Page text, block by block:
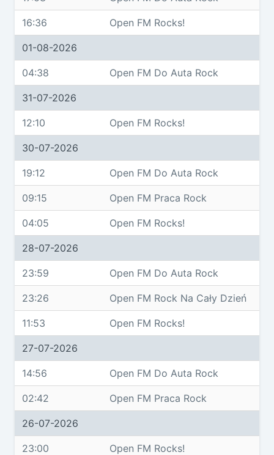
16:36 Open FM Rocks!
01-08-2026
04:38 Open FM Do Auta Rock
31-07-2026
12:10 Open FM Rocks!
30-07-2026
19:12 Open FM Do Auta Rock
09:15 Open FM Praca Rock
04:05 Open FM Rocks!
28-07-2026
23:59 Open FM Do Auta Rock
23:26 Open FM Rock Na Cały Dzień
11:53 Open FM Rocks!
27-07-2026
14:56 Open FM Do Auta Rock
02:42 Open FM Praca Rock
26-07-2026
23:00 Open FM Rocks!